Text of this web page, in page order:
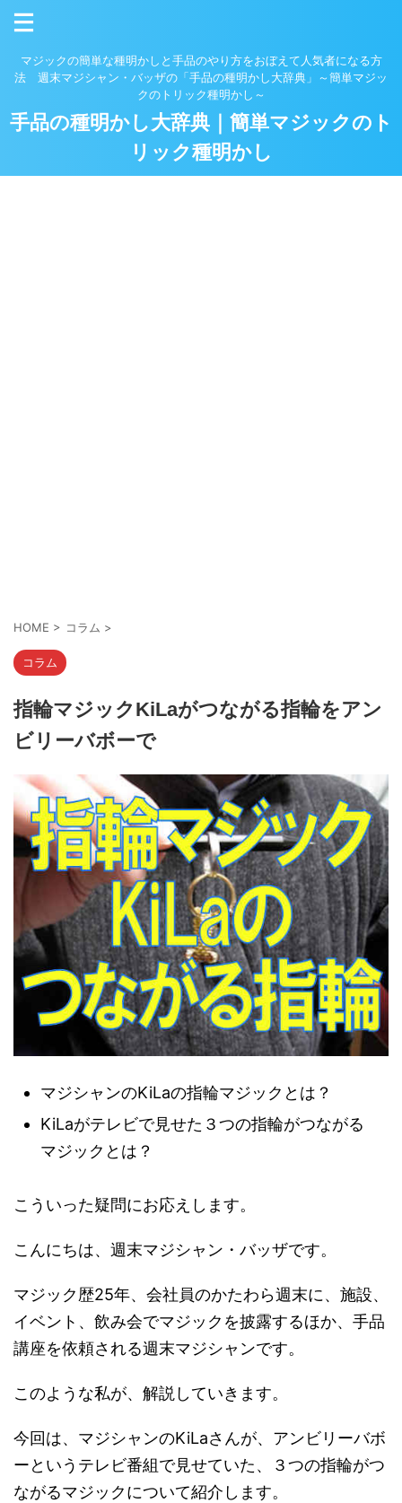
マジックの簡単な種明かしと手品のやり方をおぼえて人気者になる方
法 週末マジシャン・バッザの「手品の種明かし大辞典」～簡単マジッ
クのトリック種明かし～
手品の種明かし大辞典｜簡単マジックのト
リック種明かし
HOME > コラム >
コラム
指輪マジックKiLaがつながる指輪をアン
ビリーバボーで
マジシャンのKiLaの指輪マジックとは？
KiLaがテレビで見せた３つの指輪がつながる
マジックとは？
こういった疑問にお応えします。
こんにちは、週末マジシャン・バッザです。
マジック歴25年、会社員のかたわら週末に、施設、
イベント、飲み会でマジックを披露するほか、手品
講座を依頼される週末マジシャンです。
このような私が、解説していきます。
今回は、マジシャンのKiLaさんが、アンビリーバボ
ーというテレビ番組で見せていた、３つの指輪がつ
ながるマジックについて紹介します。